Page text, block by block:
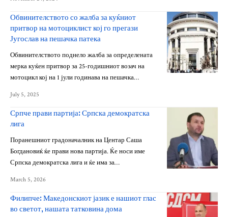
Обвинителството со жалба за куќниот
притвор на мотоциклист кој го прегази
Југослав на пешачка патека
Обвинителството поднело жалба за определената
мерка куќен притвор за 25-годишниот возач на
мотоцикл кој на 1 јули годинава на пешачка…
July 5, 2025
Српче прави партија: Српска демократска
лига
Поранешниот градоначалник на Центар Саша
Богдановиќ ќе прави нова партија. Ќе носи име
Српска демократска лига и ќе има за…
March 5, 2026
Филипче: Македонскиот јазик е нашиот глас
во светот, нашата татковина дома